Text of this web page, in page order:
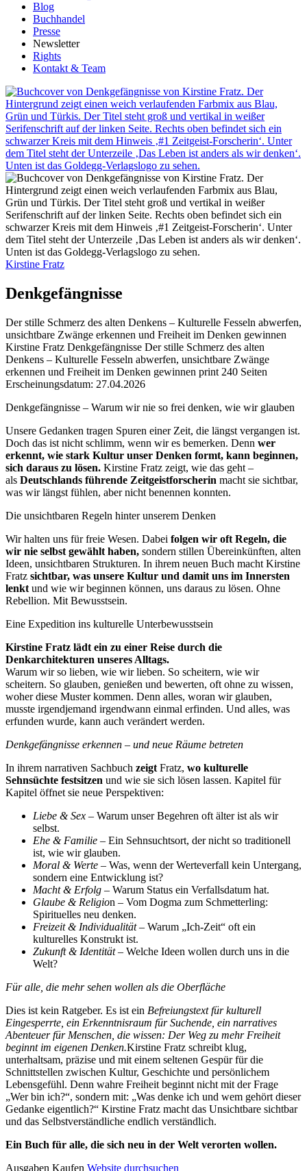
Blog
Buchhandel
Presse
Newsletter
Rights
Kontakt & Team
Kirstine Fratz
Denkgefängnisse
Der stille Schmerz des alten Denkens – Kulturelle Fesseln abwerfen,
unsichtbare Zwänge erkennen und Freiheit im Denken gewinnen
Beschreibung
Kirstine Fratz Denkgefängnisse Der stille Schmerz des alten
Denkens – Kulturelle Fesseln abwerfen, unsichtbare Zwänge
erkennen und Freiheit im Denken gewinnen print 240 Seiten
Erscheinungsdatum: 27.04.2026
Beschreibung
Denkgefängnisse – Warum wir nie so frei denken, wie wir glauben
Unsere Gedanken tragen Spuren einer Zeit, die längst vergangen ist.
Doch das ist nicht schlimm, wenn wir es bemerken. Denn wer
erkennt, wie stark Kultur unser Denken formt, kann beginnen,
sich daraus zu lösen. Kirstine Fratz zeigt, wie das geht –
als Deutschlands führende Zeitgeistforscherin macht sie sichtbar,
was wir längst fühlen, aber nicht benennen konnten.
Die unsichtbaren Regeln hinter unserem Denken
Wir halten uns für freie Wesen. Dabei folgen wir oft Regeln, die
wir nie selbst gewählt haben, sondern stillen Übereinkünften, alten
Ideen, unsichtbaren Strukturen. In ihrem neuen Buch macht Kirstine
Fratz sichtbar, was unsere Kultur und damit uns im Innersten
lenkt und wie wir beginnen können, uns daraus zu lösen. Ohne
Rebellion. Mit Bewusstsein.
Eine Expedition ins kulturelle Unterbewusstsein
Kirstine Fratz lädt ein zu einer Reise durch die
Denkarchitekturen unseres Alltags.
Warum wir so lieben, wie wir lieben. So scheitern, wie wir
scheitern. So glauben, genießen und bewerten, oft ohne zu wissen,
woher diese Muster kommen. Denn alles, woran wir glauben,
musste irgendjemand irgendwann einmal erfinden. Und alles, was
erfunden wurde, kann auch verändert werden.
Denkgefängnisse erkennen – und neue Räume betreten
In ihrem narrativen Sachbuch zeigt Fratz, wo kulturelle
Sehnsüchte festsitzen und wie sie sich lösen lassen. Kapitel für
Kapitel öffnet sie neue Perspektiven:
Liebe & Sex – Warum unser Begehren oft älter ist als wir
selbst.
Ehe & Familie – Ein Sehnsuchtsort, der nicht so traditionell
ist, wie wir glauben.
Moral & Werte – Was, wenn der Werteverfall kein Untergang,
sondern eine Entwicklung ist?
Macht & Erfolg – Warum Status ein Verfallsdatum hat.
Glaube & Religion – Vom Dogma zum Schmetterling:
Spirituelles neu denken.
Freizeit & Individualität– Warum „Ich-Zeit“ oft ein
kulturelles Konstrukt ist.
Zukunft & Identität– Welche Ideen wollen durch uns in die
Welt?
Für alle, die mehr sehen wollen als die Oberfläche
Dies ist kein Ratgeber. Es ist ein Befreiungstext für kulturell
Eingesperrte, ein Erkenntnisraum für Suchende, ein narratives
Abenteuer für Menschen, die wissen: Der Weg zu mehr Freiheit
beginnt im eigenen Denken.Kirstine Fratz schreibt klug,
unterhaltsam, präzise und mit einem seltenen Gespür für die
Schnittstellen zwischen Kultur, Geschichte und persönlichem
Lebensgefühl. Denn wahre Freiheit beginnt nicht mit der Frage
„Wer bin ich?“, sondern mit: „Was denke ich und wem gehört dieser
Gedanke eigentlich?“ Kirstine Fratz macht das Unsichtbare sichtbar
und das Selbstverständliche endlich verständlich.
Ein Buch für alle, die sich neu in der Welt verorten wollen.
Ausgaben Kaufen Website durchsuchen